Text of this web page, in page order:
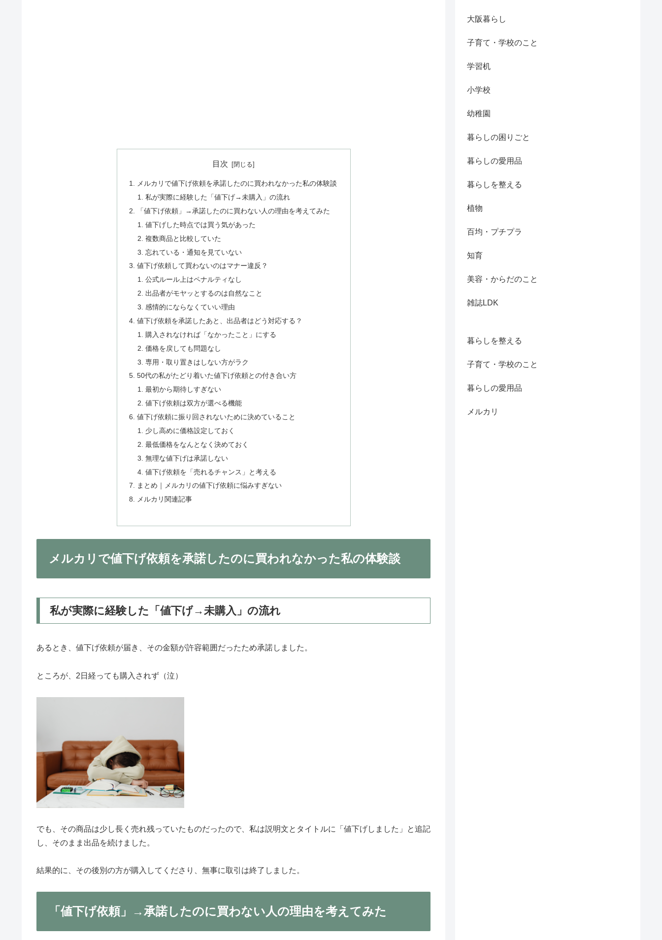
目次
メルカリで値下げ依頼を承諾したのに買われなかった私の体験談
私が実際に経験した「値下げ→未購入」の流れ
「値下げ依頼」→承諾したのに買わない人の理由を考えてみた
値下げした時点では買う気があった
複数商品と比較していた
忘れている・通知を見ていない
値下げ依頼して買わないのはマナー違反？
公式ルール上はペナルティなし
出品者がモヤッとするのは自然なこと
感情的にならなくていい理由
値下げ依頼を承諾したあと、出品者はどう対応する？
購入されなければ「なかったこと」にする
価格を戻しても問題なし
専用・取り置きはしない方がラク
50代の私がたどり着いた値下げ依頼との付き合い方
最初から期待しすぎない
値下げ依頼は双方が選べる機能
値下げ依頼に振り回されないために決めていること
少し高めに価格設定しておく
最低価格をなんとなく決めておく
無理な値下げは承諾しない
値下げ依頼を「売れるチャンス」と考える
まとめ｜メルカリの値下げ依頼に悩みすぎない
メルカリ関連記事
メルカリで値下げ依頼を承諾したのに買われなかった私の体験談
私が実際に経験した「値下げ→未購入」の流れ
あるとき、値下げ依頼が届き、その金額が許容範囲だったため承諾しました。
ところが、2日経っても購入されず（泣）
でも、その商品は少し長く売れ残っていたものだったので、私は説明文とタイトルに「値下げしました」と追記
し、そのまま出品を続けました。
結果的に、その後別の方が購入してくださり、無事に取引は終了しました。
「値下げ依頼」→承諾したのに買わない人の理由を考えてみた
大阪暮らし
子育て・学校のこと
学習机
小学校
幼稚園
暮らしの困りごと
暮らしの愛用品
暮らしを整える
植物
百均・プチプラ
知育
美容・からだのこと
雑誌LDK
暮らしを整える
子育て・学校のこと
暮らしの愛用品
メルカリ